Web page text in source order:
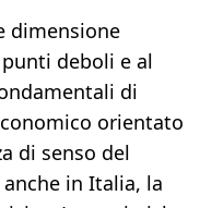
dimensione
deboli e al
di
orientato
di senso del
in Italia, la